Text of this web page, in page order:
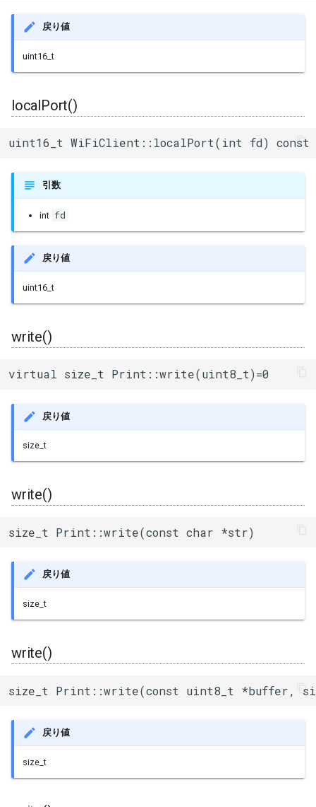
戻り値
uint16_t
localPort()
uint16_t WiFiClient::localPort(int fd) const
引数
int fd
戻り値
uint16_t
write()
virtual size_t Print::write(uint8_t)=0
戻り値
size_t
write()
size_t Print::write(const char *str)
戻り値
size_t
write()
size_t Print::write(const uint8_t *buffer,
戻り値
size_t